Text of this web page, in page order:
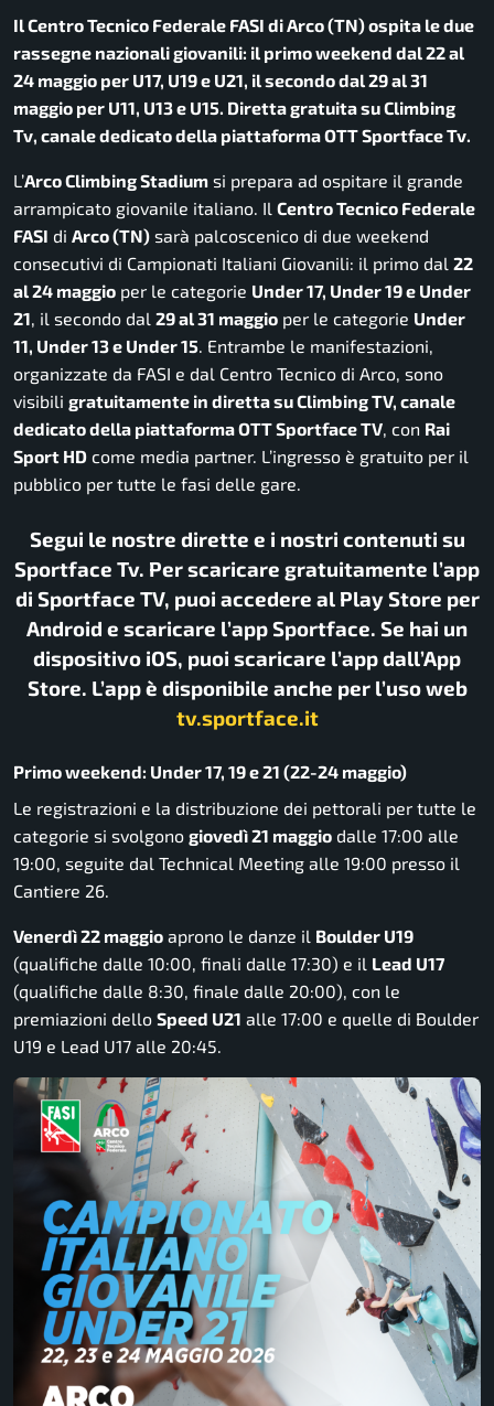
Il Centro Tecnico Federale FASI di Arco (TN) ospita le due
rassegne nazionali giovanili: il primo weekend dal 22 al
24 maggio per U17, U19 e U21, il secondo dal 29 al 31
maggio per U11, U13 e U15. Diretta gratuita su Climbing
Tv, canale dedicato della piattaforma OTT Sportface Tv.
L’Arco Climbing Stadium si prepara ad ospitare il grande
arrampicato giovanile italiano. Il Centro Tecnico Federale
FASI di Arco (TN) sarà palcoscenico di due weekend
consecutivi di Campionati Italiani Giovanili: il primo dal 22
al 24 maggio per le categorie Under 17, Under 19 e Under
21, il secondo dal 29 al 31 maggio per le categorie Under
11, Under 13 e Under 15. Entrambe le manifestazioni,
organizzate da FASI e dal Centro Tecnico di Arco, sono
visibili gratuitamente in diretta su Climbing TV, canale
dedicato della piattaforma OTT Sportface TV, con Rai
Sport HD come media partner. L’ingresso è gratuito per il
pubblico per tutte le fasi delle gare.
Segui le nostre dirette e i nostri contenuti su
Sportface Tv. Per scaricare gratuitamente l’app
di Sportface TV, puoi accedere al Play Store per
Android e scaricare l’app Sportface. Se hai un
dispositivo iOS, puoi scaricare l’app dall’App
Store. L’app è disponibile anche per l’uso web
tv.sportface.it
Primo weekend: Under 17, 19 e 21 (22-24 maggio)
Le registrazioni e la distribuzione dei pettorali per tutte le
categorie si svolgono giovedì 21 maggio dalle 17:00 alle
19:00, seguite dal Technical Meeting alle 19:00 presso il
Cantiere 26.
Venerdì 22 maggio aprono le danze il Boulder U19
(qualifiche dalle 10:00, finali dalle 17:30) e il Lead U17
(qualifiche dalle 8:30, finale dalle 20:00), con le
premiazioni dello Speed U21 alle 17:00 e quelle di Boulder
U19 e Lead U17 alle 20:45.